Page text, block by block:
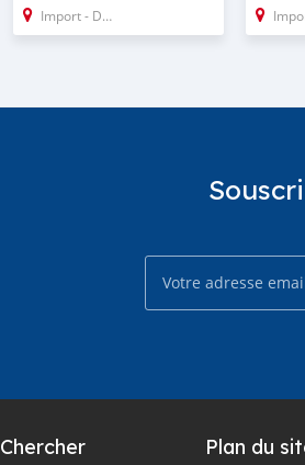
Import - Dubai Import
Chercher Plan du